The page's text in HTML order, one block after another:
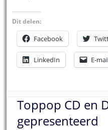
Dit delen:
Facebook
LinkedIn E-
Toppop CD en
gepresenteerd